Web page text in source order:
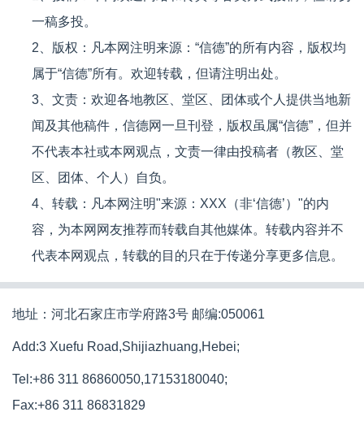
一稿多投。
2、版权：凡本网注明来源：“信德”的所有内容，版权均
属于“信德”所有。欢迎转载，但请注明出处。
3、文责：欢迎各地教区、堂区、团体或个人提供当地新
闻及其他稿件，信德网一旦刊登，版权虽属“信德”，但并
不代表本社或本网观点，文责一律由投稿者（教区、堂
区、团体、个人）自负。
4、转载：凡本网注明"来源：XXX（非‘信德’）"的内
容，为本网网友推荐而转载自其他媒体。转载内容并不
代表本网观点，转载的目的只在于传递分享更多信息。
地址：河北石家庄市学府路3号 邮编:050061
Add:3 Xuefu Road,Shijiazhuang,Hebei;
Tel:+86 311 86860050,17153180040;
Fax:+86 311 86831829